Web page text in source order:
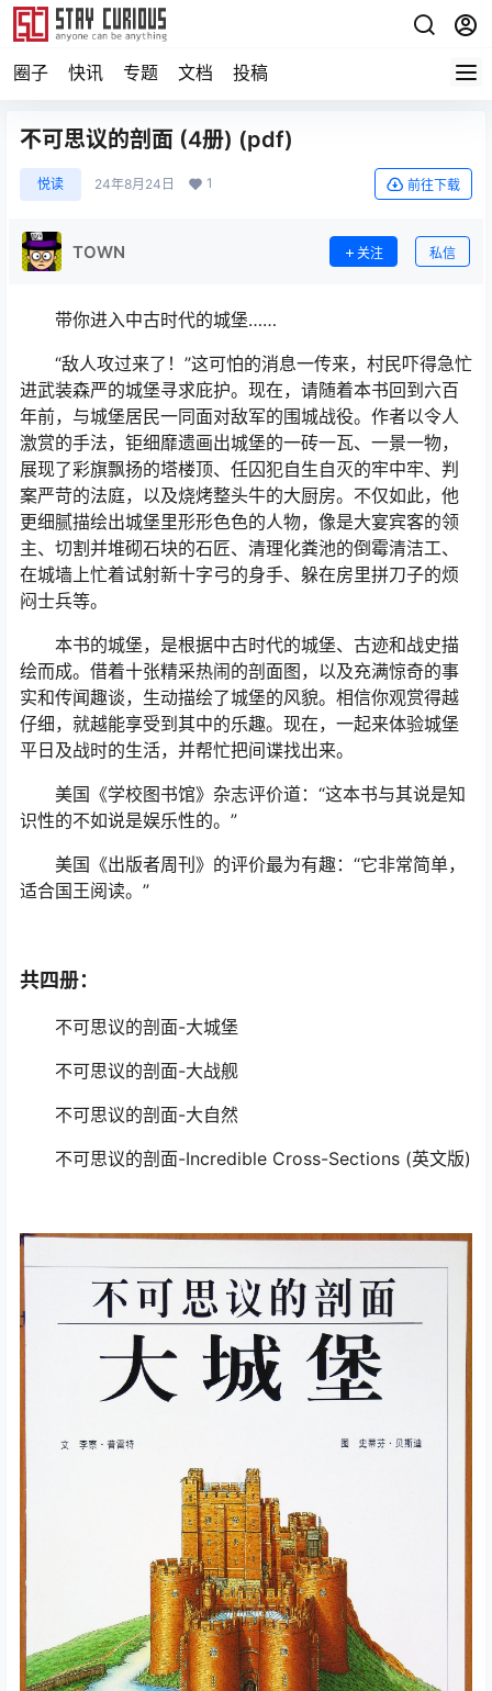
圈子 快讯 专题 文档 投稿
不可思议的剖面 (4册) (pdf)
悦读 24年8月24日 1 前往下载
TOWN 关注 私信
带你进入中古时代的城堡……
“敌人攻过来了！”这可怕的消息一传来，村民吓得急忙
进武装森严的城堡寻求庇护。现在，请随着本书回到六百
年前，与城堡居民一同面对敌军的围城战役。作者以令人
激赏的手法，钜细靡遗画出城堡的一砖一瓦、一景一物，
展现了彩旗飘扬的塔楼顶、任囚犯自生自灭的牢中牢、判
案严苛的法庭，以及烧烤整头牛的大厨房。不仅如此，他
更细腻描绘出城堡里形形色色的人物，像是大宴宾客的领
主、切割并堆砌石块的石匠、清理化粪池的倒霉清洁工、
在城墙上忙着试射新十字弓的身手、躲在房里拼刀子的烦
闷士兵等。
本书的城堡，是根据中古时代的城堡、古迹和战史描
绘而成。借着十张精采热闹的剖面图，以及充满惊奇的事
实和传闻趣谈，生动描绘了城堡的风貌。相信你观赏得越
仔细，就越能享受到其中的乐趣。现在，一起来体验城堡
平日及战时的生活，并帮忙把间谍找出来。
美国《学校图书馆》杂志评价道：“这本书与其说是知
识性的不如说是娱乐性的。”
美国《出版者周刊》的评价最为有趣：“它非常简单，
适合国王阅读。”
共四册：
不可思议的剖面-大城堡
不可思议的剖面-大战舰
不可思议的剖面-大自然
不可思议的剖面-Incredible Cross-Sections (英文版)